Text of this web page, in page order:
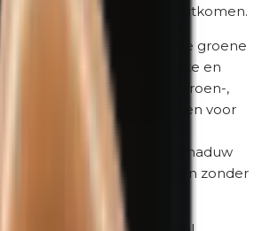
ogen prachtig uitkomen.
droog aan voor een zachte groene
kleur op voor extra diepte en
de tint met goud-, olijfgroen-,
oogschaduwen voor
ooglook. Dankzij de
textuur blendt de oogschaduw
je vloeiende overgangen zonder